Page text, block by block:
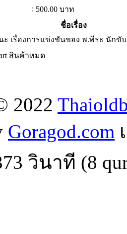
: 500.00 บาท
ชื่อเรื่อง
ะ เรื่องการแข่งขันของ พ.พีระ นักขั
สินค้าหมด
2022
Goragod.com
วินาที (8